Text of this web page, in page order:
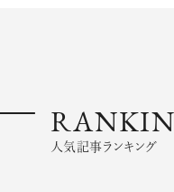
人気記事ランキング